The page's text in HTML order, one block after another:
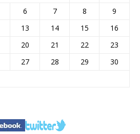
6 7 8
9
13 14 15
16
20 21 22
23
27 28 29
30